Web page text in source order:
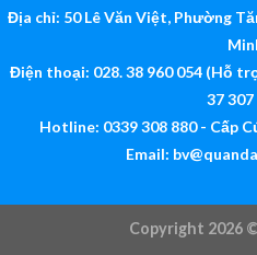
Địa chỉ: 50 Lê Văn Việt, Phường
Điện thoại: 028. 38 960 054 (Hỗ
37 307
Hotline: 0339 308 880 - Cấp
Email:
Copyright 2026